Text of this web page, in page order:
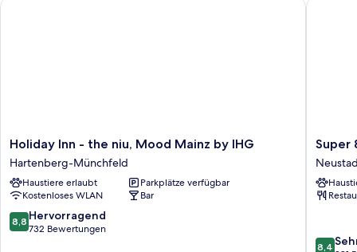
Holiday
Inn
-
the
niu,
Mood
Mainz
Holiday Inn - the niu, Mood Mainz by IHG
Hartenberg-Münchfeld
Haustiere erlaubt
Parkplätze verfügbar
Kostenloses WLAN
Bar
8.8
von
8,8 Hervorragend
732 Bewertungen
Super
8
by
Mainz
Super
8.4
8,4